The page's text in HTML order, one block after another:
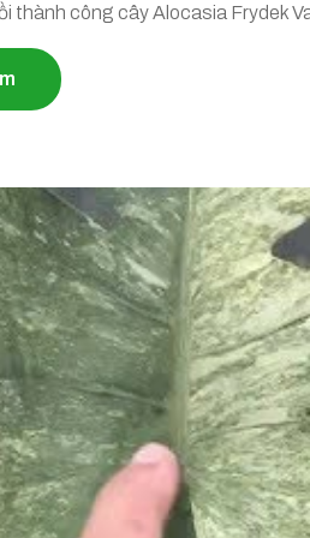
thành công cây Alocasia Frydek